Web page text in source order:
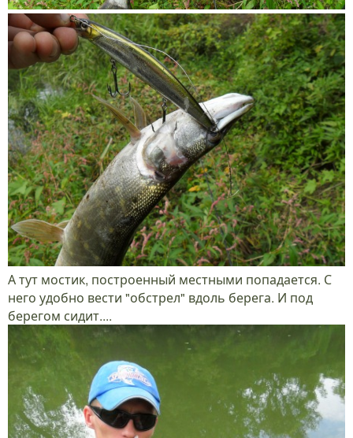
А тут мостик, построенный местными попадается. С
него удобно вести "обстрел" вдоль берега. И под
берегом сидит....